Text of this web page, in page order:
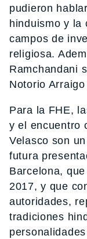
pudieron
hinduismo y la
campos de
religiosa.
Ramchandani
Notorio
Para la FHE,
y el encuentro
Velasco son
futura
Barcelona,
2017, y que
autoridades,
tradiciones